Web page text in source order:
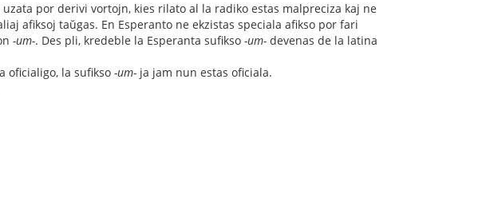
por derivi vortojn, kies rilato al la radiko estas malpreciza kaj ne
afiksoj taŭgas. En Esperanto ne ekzistas speciala afikso por fari
-um-. Des pli, kredeble la Esperanta sufikso -um- devenas de la latina
oficialigo, la sufikso -um- ja jam nun estas oficiala.